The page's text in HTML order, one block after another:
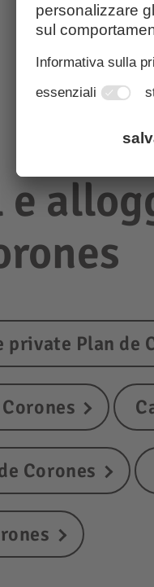
private Plan de
Corones